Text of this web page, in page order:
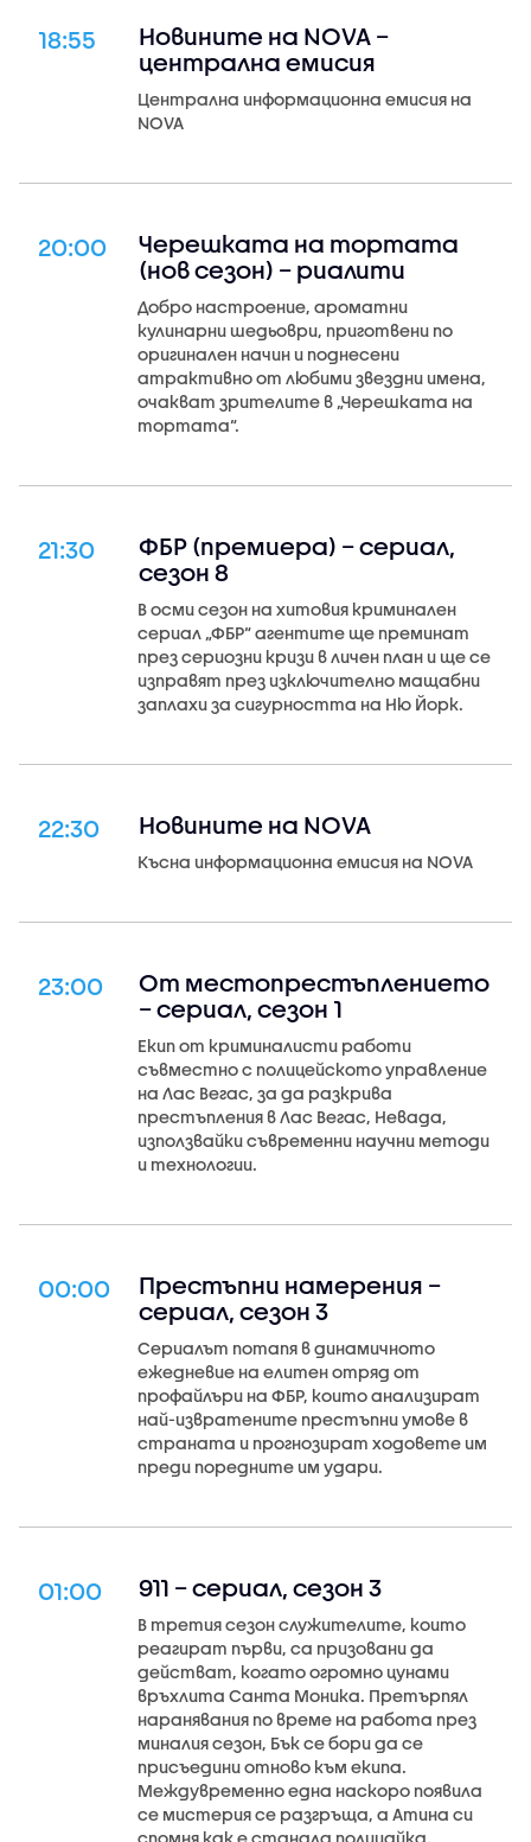
18:55
Новините на NOVA –
централна емисия
Централна информационна емисия на
NOVA
20:00
Черешката на тортата
(нов сезон) – риалити
Добро настроение, ароматни
кулинарни шедьоври, приготвени по
оригинален начин и поднесени
атрактивно от любими звездни имена,
очакват зрителите в „Черешката на
тортата“.
21:30
ФБР (премиера) – сериал,
сезон 8
В осми сезон на хитовия криминален
сериал „ФБР“ агентите ще преминат
през сериозни кризи в личен план и ще се
изправят през изключително мащабни
заплахи за сигурността на Ню Йорк.
22:30 Новините на NOVA
Късна информационна емисия на NOVA
23:00
От местопрестъплението
– сериал, сезон 1
Екип от криминалисти работи
съвместно с полицейското управление
на Лас Вегас, за да разкрива
престъпления в Лас Вегас, Невада,
използвайки съвременни научни методи
и технологии.
00:00
Престъпни намерения –
сериал, сезон 3
Сериалът потапя в динамичното
ежедневие на елитен отряд от
профайлъри на ФБР, които анализират
най-извратените престъпни умове в
страната и прогнозират ходовете им
преди поредните им удари.
01:00 911 – сериал, сезон 3
В третия сезон служителите, които
реагират първи, са призовани да
действат, когато огромно цунами
връхлита Санта Моника. Претърпял
наранявания по време на работа през
миналия сезон, Бък се бори да се
присъедини отново към екипа.
Междувременно една наскоро появила
се мистерия се разгръща, а Атина си
спомня как е станала полицайка.